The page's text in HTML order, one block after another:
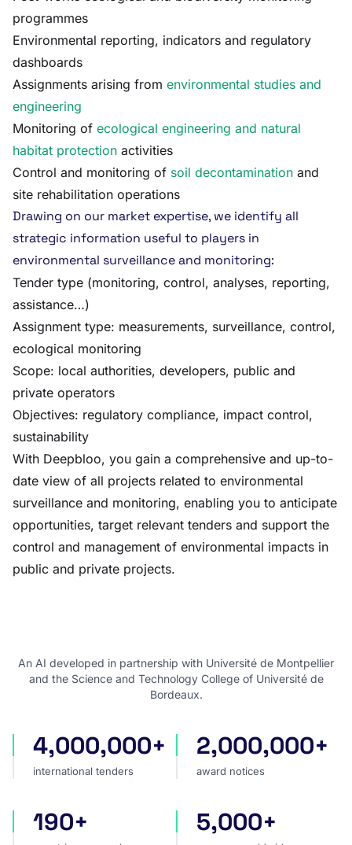
programmes
Environmental reporting, indicators and regulatory
dashboards
Assignments arising from environmental studies and
engineering
Monitoring of ecological engineering and natural
habitat protection activities
Control and monitoring of soil decontamination and
site rehabilitation operations
Drawing on our market expertise, we identify all
strategic information useful to players in
environmental surveillance and monitoring:
Tender type (monitoring, control, analyses, reporting,
assistance…)
Assignment type: measurements, surveillance, control,
ecological monitoring
Scope: local authorities, developers, public and
private operators
Objectives: regulatory compliance, impact control,
sustainability
With Deepbloo, you gain a comprehensive and up-to-
date view of all projects related to environmental
surveillance and monitoring, enabling you to anticipate
opportunities, target relevant tenders and support the
control and management of environmental impacts in
public and private projects.
An AI developed in partnership with Université de Montpellier
and the Science and Technology College of Université de
Bordeaux.
international tenders
4,000,000+
international tenders
award notices
2,000,000+
award notices
countries covered
190+ sources worldwide
5,000+